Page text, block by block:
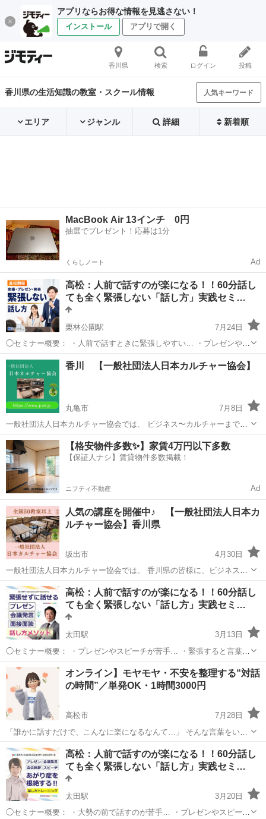
アプリならお得な情報を見逃さない！
インストール アプリで開く
香川県 検索 ログイン 投稿
香川県の生活知識の教室・スクール情報 人気キーワード
エリア ジャンル 詳細 新着順
MacBook Air 13インチ 0円
抽選でプレゼント！応募は1分
くらしノート Ad
高松：人前で話すのが楽になる！！60分話し
ても全く緊張しない「話し方」実践セミ…
栗林公園駅
7月24日
◯セミナー概要： ・人前で話すときに緊張しやすい… ・プレゼンやス
ピーチが苦手… ・伝えたいことがうまく言葉にできず、もどかしい…
・あがり症を克服しようと努力してきたけど、なかなか変われない…
そんなふうに「...
香川 高松市 栗林公園駅 話し方 あがり症
香川 【一般社団法人日本カルチャー協会】
丸亀市
7月8日
一般社団法人日本カルチャー協会では、 ビジネス〜カルチャーまで、
香川の皆様に、 オンラインやオフラインの 様々な分野の講師が講座を
開講しております。 ◆【講座のご案内】 一般社団法人日本カルチャー
協会の ...
香川 丸亀市 生活知識 カルチャー
【格安物件多数✨】家賃4万円以下多数
【保証人ナシ】賃貸物件多数掲載！
ニフティ不動産 Ad
人気の講座を開催中♪ 【一般社団法人日本カ
ルチャー協会】香川県
坂出市
4月30日
一般社団法人日本カルチャー協会では、 香川県の皆様に、ビジネス〜
カルチャーまで、様々な講座をオンライン・オフラインで開催してお
ります。 下記のURLをクリックすると、日程などの詳細情報を見るこ
とができ、 24時間ご予約...
香川 坂出市 生活知識 オンライン
高松：人前で話すのが楽になる！！60分話し
ても全く緊張しない「話し方」実践セミ…
太田駅
3月13日
◯セミナー概要： ・プレゼンやスピーチが苦手… ・緊張すると言葉に
詰まることがある… ・人前でドキドキして手足が震えたことがある…
・言いたいことがあっても発言できないときがある… そんなお悩みは
ありませんか？...
香川 高松市 太田駅 話し方 あがり症
オンライン】モヤモヤ・不安を整理する“対話
の時間”／単発OK・1時間3000円
高松市
7月28日
「誰かに話すだけで、こんなに楽になるなんて…」 そんな言葉をいた
だくことが多い、 オンラインの【メンタルコーチングセッション】で
す。 ⸻ 🌿 こんな方におすすめです • モヤモヤしているけど、何が
原因か分からない •...
香川 高松市 心理学 オンライン
高松：人前で話すのが楽になる！！60分話し
ても全く緊張しない「話し方」実践セミ…
太田駅
3月20日
◯セミナー概要： ・大勢の前で話すのが苦手… ・プレゼンやスピーチ